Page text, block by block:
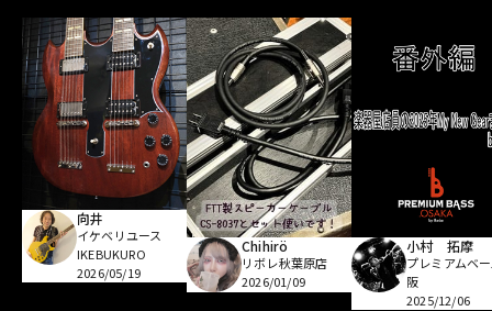
向井
イケベリユース
IKEBUKURO
2026/05/19
Chihirö
リボレ秋葉原店
2026/01/09
小村 拓摩
プレミアムベ
阪
2025/12/06